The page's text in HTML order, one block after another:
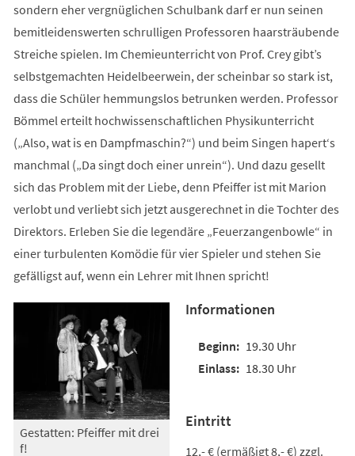
sondern eher vergnüglichen Schulbank darf er nun seinen
bemitleidenswerten schrulligen Professoren haarsträubende
Streiche spielen. Im Chemieunterricht von Prof. Crey gibt’s
selbstgemachten Heidelbeerwein, der scheinbar so stark ist,
dass die Schüler hemmungslos betrunken werden. Professor
Bömmel erteilt hochwissenschaftlichen Physikunterricht
(„Also, wat is en Dampfmaschin?“) und beim Singen hapert‘s
manchmal („Da singt doch einer unrein“). Und dazu gesellt
sich das Problem mit der Liebe, denn Pfeiffer ist mit Marion
verlobt und verliebt sich jetzt ausgerechnet in die Tochter des
Direktors. Erleben Sie die legendäre „Feuerzangenbowle“ in
einer turbulenten Komödie für vier Spieler und stehen Sie
gefälligst auf, wenn ein Lehrer mit Ihnen spricht!
Gestatten: Pfeiffer mit drei
f!
Informationen
19.30 Uhr
18.30 Uhr
Eintritt
12,- € (ermäßigt 8,- €) zzgl.